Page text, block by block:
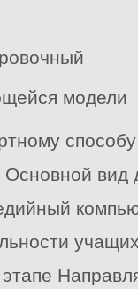
модели
вид
этапе